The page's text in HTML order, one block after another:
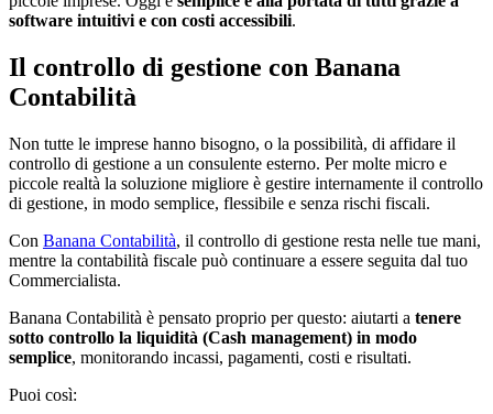
software intuitivi e con costi accessibili.
Il controllo di gestione con Banana
Contabilità
Non tutte le imprese hanno bisogno, o la possibilità, di affidare il
controllo di gestione a un consulente esterno. Per molte micro e
piccole realtà la soluzione migliore è gestire internamente il controllo
di gestione, in modo semplice, flessibile e senza rischi fiscali.
Con Banana Contabilità, il controllo di gestione resta nelle tue mani,
mentre la contabilità fiscale può continuare a essere seguita dal tuo
Commercialista.
Banana Contabilità è pensato proprio per questo: aiutarti a tenere
sotto controllo la liquidità (Cash management) in modo
semplice, monitorando incassi, pagamenti, costi e risultati.
Puoi così: